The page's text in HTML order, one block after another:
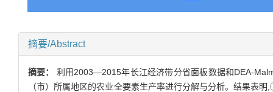
摘要/Abstract
摘要： 利用2003—2015年长江经济带分省面板数据和DEA-
（市）所属地区的农业全要素生产率进行分解与分析。结果表